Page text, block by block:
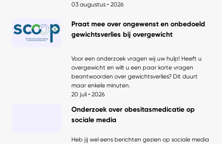
03 augustus • 2026
Praat mee over ongewenst en onbedoeld
gewichtsverlies bij overgewicht
Voor een onderzoek vragen wij uw hulp! Heeft u
overgewicht en wilt u een paar korte vragen
beantwoorden over gewichtsverlies? Dit duurt
maar enkele minuten.
20 juli • 2026
Onderzoek over obesitasmedicatie op
sociale media
Heb jij wel eens berichten gezien op sociale media